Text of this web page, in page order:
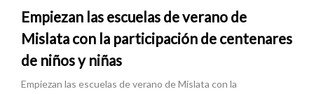
Empiezan las escuelas de verano de
Mislata con la participación de centenares
de niños y niñas
Empiezan las escuelas de verano de Mislata con la